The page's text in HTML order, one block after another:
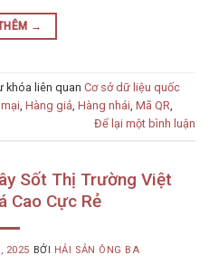
→
khóa liên quan Cơ sở dữ liệu quốc
, Hàng giả, Hàng nhái, Mã QR,
Để lại một bình luận
Sốt Thị Trường Việt
Cao Cực Rẻ
2025 BỞI HẢI SẢN ÔNG BA